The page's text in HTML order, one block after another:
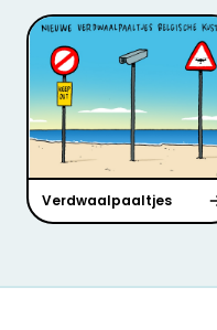
Verdwaalpaaltjes